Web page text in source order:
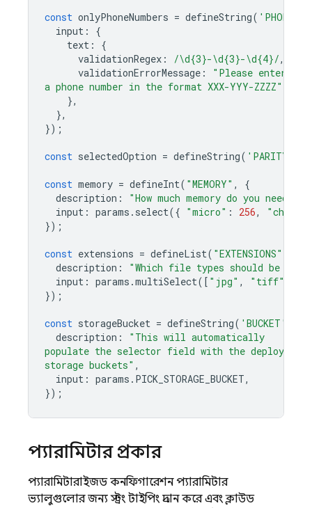
const onlyPhoneNumbers = defineString(
input :
{
text :
{
validationRegex : /\d{3}-\d{3}-\d{4}/,
validationErrorMessage :
"Please enter
a phone number in the format XXX-YYY-ZZZZ"
},
},
});
const selectedOption = defineString( 'PARITY'
const memory = defineInt( "MEMORY" ,
{
description : "How much memory do you need?"
input : params . select({ "micro" : 256,
"chonky"
});
const extensions = defineList( "EXTENSIONS"
description :
"Which file types should be
input : params .multiSelect([ "jpg" , "tiff"
});
const storageBucket = defineString( 'BUCKET'
description :
"This will automatically
populate the selector field with the deploying
storage buckets" ,
input : params . PICK_STORAGE_BUCKET,
});
প্যারামিটার প্রকার
প্যারামিটারাইজড কনফিগারেশন প্যারামিটার
ভ্যালুগুলোর জন্য স্ট্রং টাইপিং প্রদান করে এবং ক্লাউড